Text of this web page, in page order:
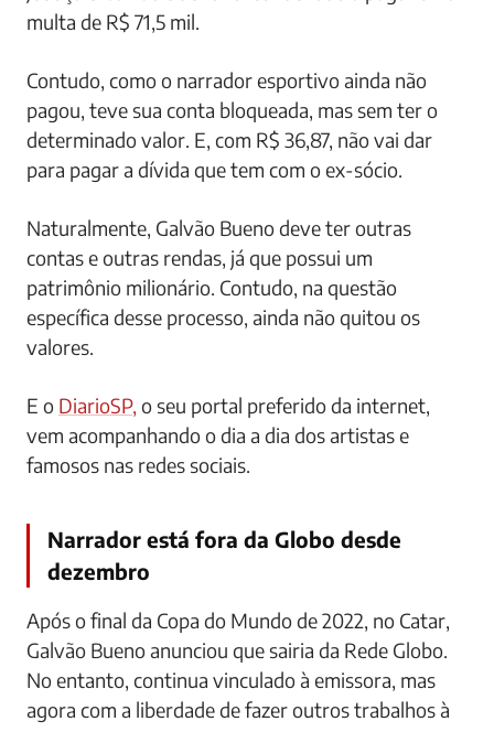
multa de R$ 71,5 mil.
Contudo, como o narrador esportivo ainda não
pagou, teve sua conta bloqueada, mas sem ter o
determinado valor. E, com R$ 36,87, não vai dar
para pagar a dívida que tem com o ex-sócio.
Naturalmente, Galvão Bueno deve ter outras
contas e outras rendas, já que possui um
patrimônio milionário. Contudo, na questão
específica desse processo, ainda não quitou os
valores.
E o DiarioSP, o seu portal preferido da internet,
vem acompanhando o dia a dia dos artistas e
famosos nas redes sociais.
Narrador está fora da Globo desde
dezembro
Após o final da Copa do Mundo de 2022, no Catar,
Galvão Bueno anunciou que sairia da Rede Globo.
No entanto, continua vinculado à emissora, mas
agora com a liberdade de fazer outros trabalhos à